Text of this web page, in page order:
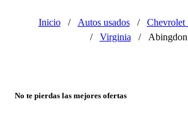
Inicio / Autos usados /
Chevrolet
/
Virginia / Abingdon
No te pierdas las mejores ofertas